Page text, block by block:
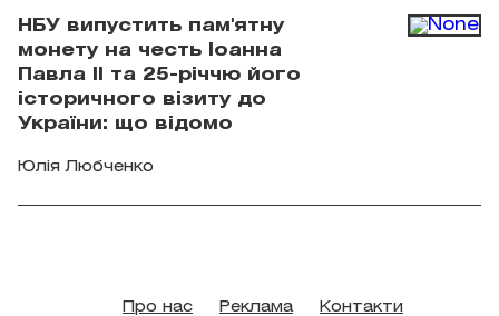
НБУ випустить пам'ятну
монету на честь Іоанна
Павла II та 25-річчю його
історичного візиту до
України: що відомо
Юлія Любченко
Про нас Реклама Контакти